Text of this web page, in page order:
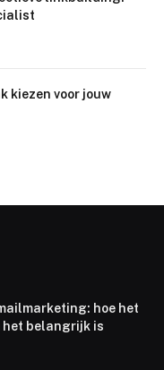
kiezen voor jouw
hoe het
het belangrijk is